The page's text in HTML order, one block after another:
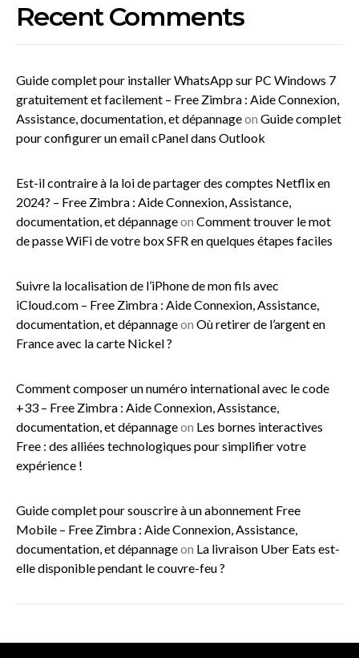
Recent Comments
Guide complet pour installer WhatsApp sur PC Windows 7
gratuitement et facilement – Free Zimbra : Aide Connexion,
Assistance, documentation, et dépannageon Guide complet
pour configurer un email cPanel dans Outlook
Est-il contraire à la loi de partager des comptes Netflix en
2024? – Free Zimbra : Aide Connexion, Assistance,
documentation, et dépannageon Comment trouver le mot
de passe WiFi de votre box SFR en quelques étapes faciles
Suivre la localisation de l’iPhone de mon fils avec
iCloud.com – Free Zimbra : Aide Connexion, Assistance,
documentation, et dépannageon Où retirer de l’argent en
France avec la carte Nickel ?
Comment composer un numéro international avec le code
+33 – Free Zimbra : Aide Connexion, Assistance,
documentation, et dépannageon Les bornes interactives
Free : des alliées technologiques pour simplifier votre
expérience !
Guide complet pour souscrire à un abonnement Free
Mobile – Free Zimbra : Aide Connexion, Assistance,
documentation, et dépannageon La livraison Uber Eats est-
elle disponible pendant le couvre-feu ?